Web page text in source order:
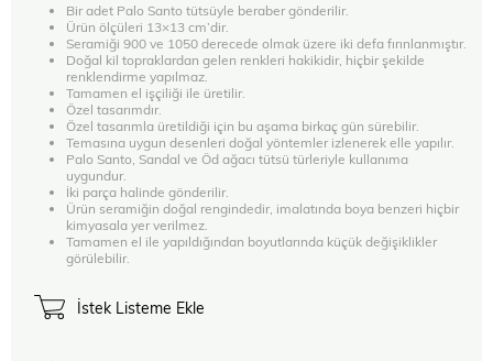
Bir adet Palo Santo tütsüyle beraber gönderilir.
Ürün ölçüleri 13×13 cm’dir.
Seramiği 900 ve 1050 derecede olmak üzere iki defa fırınlanmıştır.
Doğal kil topraklardan gelen renkleri hakikidir, hiçbir şekilde
renklendirme yapılmaz.
Tamamen el işçiliği ile üretilir.
Özel tasarımdır.
Özel tasarımla üretildiği için bu aşama birkaç gün sürebilir.
Temasına uygun desenleri doğal yöntemler izlenerek elle yapılır.
Palo Santo, Sandal ve Öd ağacı tütsü türleriyle kullanıma
uygundur.
İki parça halinde gönderilir.
Ürün seramiğin doğal rengindedir, imalatında boya benzeri hiçbir
kimyasala yer verilmez.
Tamamen el ile yapıldığından boyutlarında küçük değişiklikler
görülebilir.
İstek Listeme Ekle